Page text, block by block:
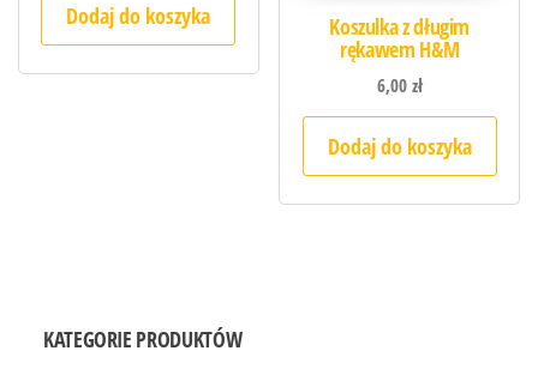
Dodaj do koszyka Koszulka z długim
rękawem H&M
6,00zł
Dodaj do koszyka
KATEGORIE PRODUKTÓW